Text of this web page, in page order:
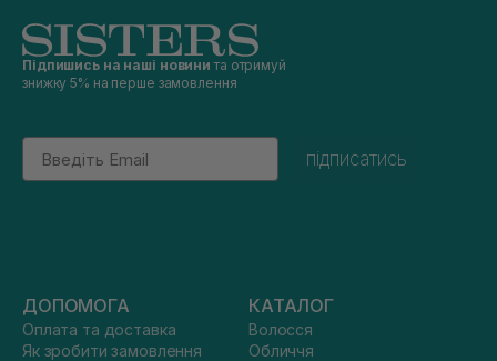
Підпишись на наші новини та отримуй
знижку 5% на перше замовлення
Email
підписатись
ДОПОМОГА
Оплата та доставка
Як зробити замовлення
КАТАЛОГ
Волосся
Обличчя